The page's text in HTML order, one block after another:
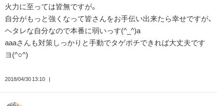
火力に至っては皆無ですが。
自分がもっと強くなって皆さんをお手伝い出来たら幸せですが、
ヘタレな自分なので本番に弱いっす(^_^)a
aaaさんも対策しっかりと手動でタゲポチできれば大丈夫です
ヨ(^○^)
2018/04/30 13:10